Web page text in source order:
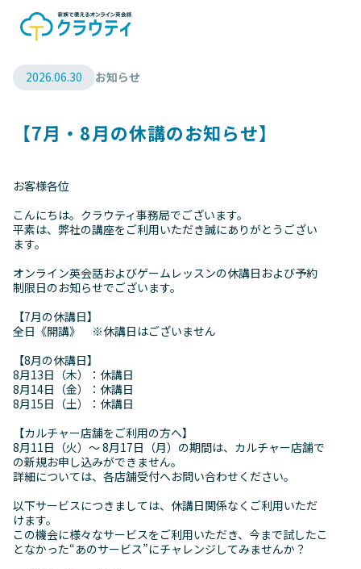
2026.06.30 お知らせ
【7月・8月の休講のお知らせ】
お客様各位
こんにちは。クラウティ事務局でございます。
平素は、弊社の講座をご利用いただき誠にありがとうござい
ます。
オンライン英会話およびゲームレッスンの休講日および予約
制限日のお知らせでございます。
【7月の休講日】
全日《開講》 ※休講日はございません
【8月の休講日】
8月13日（木）：休講日
8月14日（金）：休講日
8月15日（土）：休講日
【カルチャー店舗をご利用の方へ】
8月11日（火）〜 8月17日（月）の期間は、カルチャー店舗で
の新規お申し込みができません。
詳細については、各店舗受付へお問い合わせください。
以下サービスにつきましては、休講日関係なくご利用いただ
けます。
この機会に様々なサービスをご利用いただき、今まで試したこ
となかった“あのサービス”にチャレンジしてみませんか？